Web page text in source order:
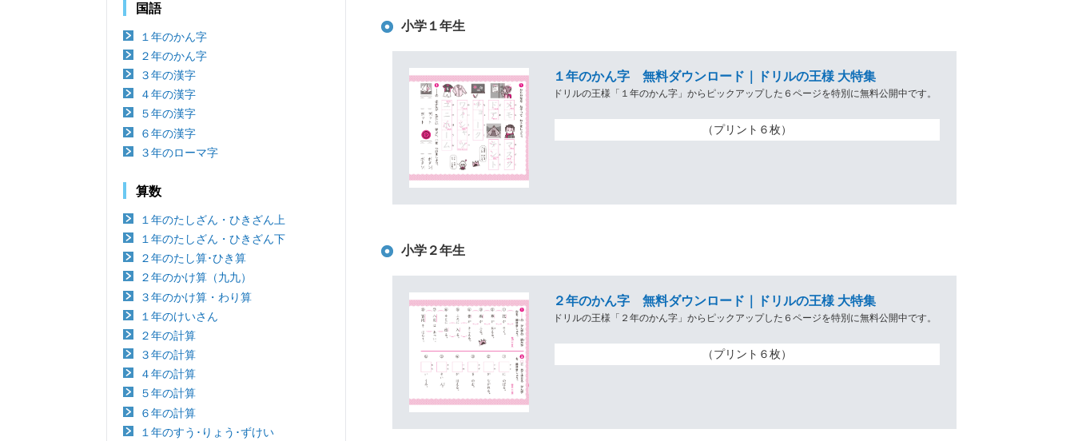
小学１年生
１年のかん字 無料ダウンロード｜ドリルの王様 大特集
ドリルの王様「１年のかん字」からピックアップした６ページを特別に無料公開中です。
（プリント６枚）
小学２年生
２年のかん字 無料ダウンロード｜ドリルの王様 大特集
ドリルの王様「２年のかん字」からピックアップした６ページを特別に無料公開中です。
（プリント６枚）
国語
１年のかん字
２年のかん字
３年の漢字
４年の漢字
５年の漢字
６年の漢字
３年のローマ字
算数
１年のたしざん・ひきざん上
１年のたしざん・ひきざん下
２年のたし算･ひき算
２年のかけ算（九九）
３年のかけ算・わり算
１年のけいさん
２年の計算
３年の計算
４年の計算
５年の計算
６年の計算
１年のすう･りょう･ずけい